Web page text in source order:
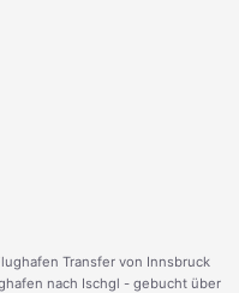
Transfer von Innsbruck
nach Ischgl - gebucht über